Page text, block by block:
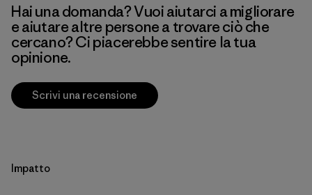
Hai una domanda? Vuoi aiutarci a migliorare
e aiutare altre persone a trovare ciò che
cercano? Ci piacerebbe sentire la tua
opinione.
Scrivi una recensione
Impatto